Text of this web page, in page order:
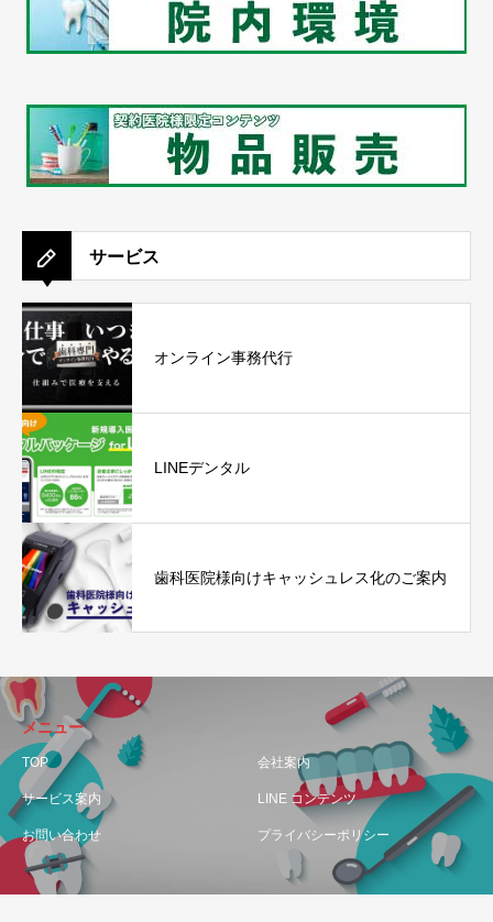
サービス
オンライン事務代行
LINEデンタル
歯科医院様向けキャッシュレス化のご案内
メニュー
TOP 会社案内
サービス案内 LINE コンテンツ
お問い合わせ プライバシーポリシー